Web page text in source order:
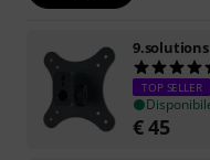
9.solutions
TOP SELLER
€45